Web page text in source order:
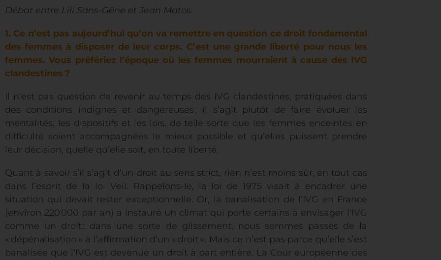
Débat entre Lili Sans-Gêne et Jean Matos.
1. Ce n’est pas aujourd’hui qu’on va remettre en question ce droit fondamental
des femmes à disposer de leur corps. C’est une grande liberté pour nous les
femmes. Vous préfériez l’époque où les femmes mourraient à cause des IVG
clandestines ?
Il n’est pas question de revenir au temps des IVG clandestines, pratiquées dans
des conditions indignes et dangereuses ; il s’agit plutôt de faire évoluer les
mentalités, les dispositifs et les lois, de telle sorte que les femmes enceintes en
difficulté soient accompagnées le mieux possible et qu’elles puissent prendre
leur décision, quelle qu’elle soit, en toute liberté.
Quant à savoir s’il s’agit d’un droit au sens strict, rien n’est moins sûr, en tout cas
dans l’esprit de la loi Veil. Rappelons-le, la loi de 1975 visait à encadrer une
situation qui devait rester exceptionnelle. Or, la banalisation de l’IVG en France
(environ 220 000 par an) a instauré un climat qui porte certains à envisager l’IVG
comme un droit : dans une sorte de glissement, nous sommes passés de la
« dépénalisation » à l’affirmation d’un « droit ». Mais ce n’est pas parce qu’elle s’est
banalisée que l’IVG est devenue un droit à part entière. La Cour européenne des